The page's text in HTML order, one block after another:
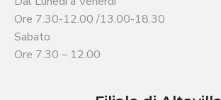
Ore 7.30-12.00 /13.00-18.30
Sabato
Ore 7.30 – 12.00